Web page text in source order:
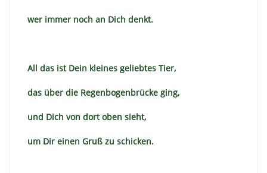
wer immer noch an Dich denkt.
All das ist Dein kleines geliebtes Tier,
das über die Regenbogenbrücke ging,
und Dich von dort oben sieht,
um Dir einen Gruß zu schicken.